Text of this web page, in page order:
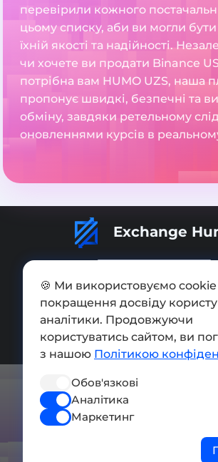
перевірили кожного
цьому списку, аби ви могли
їхній якості та надійності.
чи хочете ви продати Binance
потрібна вам HUMO UZS, наша
пропонує швидкі, безпечні та
обміну, завдяки ретельному
оновленнями курсів в
Exchange
Додати обмінник
Мапа сайту
Політика
🍪 Ми використовуємо
покращення досвіду
аналітики. Продовжуючи
користуватись сайтом, ви
з нашою Політикою
Обов'язкові
Аналітика
Маркетинг